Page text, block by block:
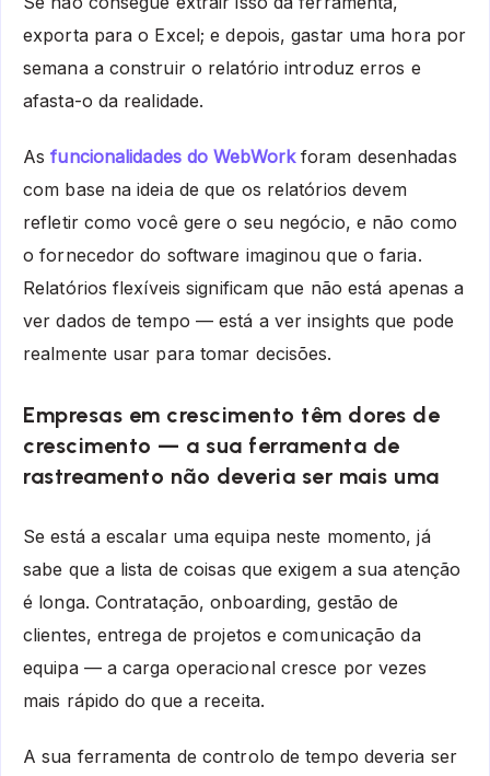
exporta para o Excel; e depois, gastar uma hora por
semana a construir o relatório introduz erros e
afasta-o da realidade.
Asfuncionalidades do WebWorkforam desenhadas
com base na ideia de que os relatórios devem
refletir como você gere o seu negócio, e não como
o fornecedor do software imaginou que o faria.
Relatórios flexíveis significam que não está apenas a
ver dados de tempo — está a ver insights que pode
realmente usar para tomar decisões.
Empresas em crescimento têm dores de
crescimento — a sua ferramenta de
rastreamento não deveria ser mais uma
Se está a escalar uma equipa neste momento, já
sabe que a lista de coisas que exigem a sua atenção
é longa. Contratação, onboarding, gestão de
clientes, entrega de projetos e comunicação da
equipa — a carga operacional cresce por vezes
mais rápido do que a receita.
A sua ferramenta de controlo de tempo deveria ser